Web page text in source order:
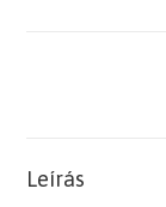
mennyiség
Leírás